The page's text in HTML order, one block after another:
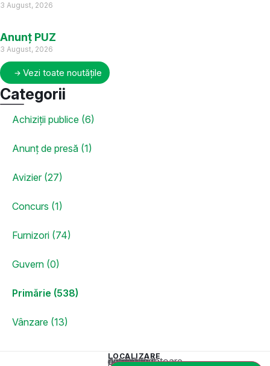
3 August, 2026
Anunț PUZ
3 August, 2026
Vezi toate noutățile
Categorii
Achiziții publice (6)
Anunț de presă (1)
Avizier (27)
Concurs (1)
Furnizori (74)
Guvern (0)
Primărie (538)
Vânzare (13)
LOCALIZARE
Acest conținut este blocat până când acceptați categoria corespunzătoare de cookie-uri.